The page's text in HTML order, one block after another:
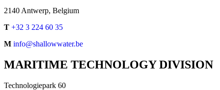
2140 Antwerp, Belgium
T +32 3 224 60 35
M info@shallowwater.be
MARITIME TECHNOLOGY DIVISION
Technologiepark 60